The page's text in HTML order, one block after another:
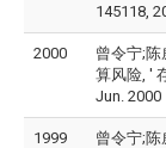
145118,
2000
曾令宁;
算风险, '
Jun. 2000
1999
曾令宁;